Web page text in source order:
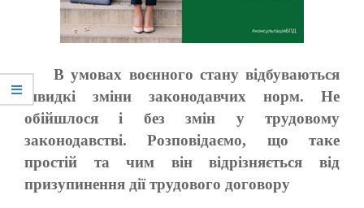
В умовах воєнного стану відбуваються
швидкі зміни законодавчих норм. Не
обійшлося і без змін у трудовому
законодавстві. Розповідаємо, що таке
простій та чим він відрізняється від
призупинення дії трудового договору